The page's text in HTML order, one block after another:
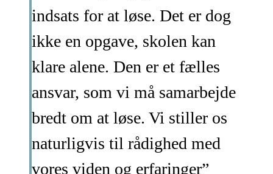
indsats for at løse. Det er dog
ikke en opgave, skolen kan
klare alene. Den er et fælles
ansvar, som vi må samarbejde
bredt om at løse. Vi stiller os
naturligvis til rådighed med
vores viden og erfaringer”